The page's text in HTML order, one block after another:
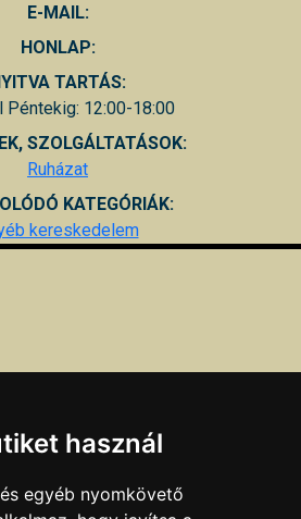
E-MAIL:
HONLAP:
TARTÁS:
Péntekig: 12:00-18:00
SZOLGÁLTATÁSOK:
Ruházat
KATEGÓRIÁK:
kereskedelem
használ
egyéb nyomkövető